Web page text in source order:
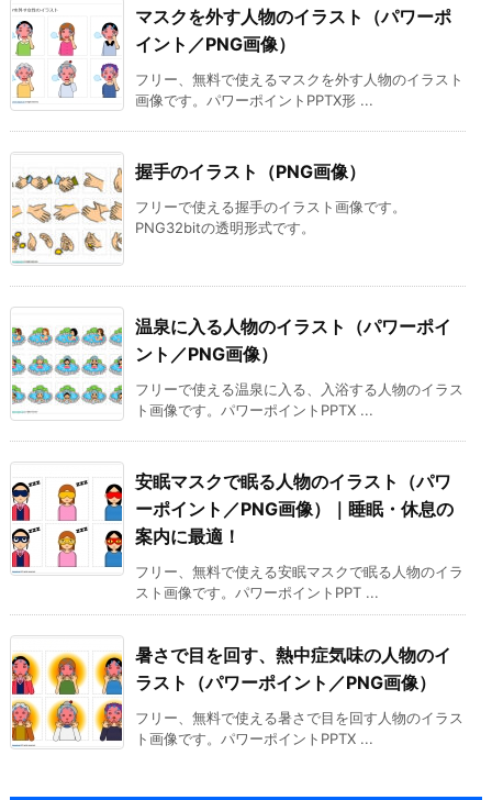
マスクを外す人物のイラスト（パワーポ
イント／PNG画像）
フリー、無料で使えるマスクを外す人物のイラスト
画像です。パワーポイントPPTX形 ...
握手のイラスト（PNG画像）
フリーで使える握手のイラスト画像です。
PNG32bitの透明形式です。
温泉に入る人物のイラスト（パワーポイ
ント／PNG画像）
フリーで使える温泉に入る、入浴する人物のイラス
ト画像です。パワーポイントPPTX ...
安眠マスクで眠る人物のイラスト（パワ
ーポイント／PNG画像）｜睡眠・休息の
案内に最適！
フリー、無料で使える安眠マスクで眠る人物のイラ
スト画像です。パワーポイントPPT ...
暑さで目を回す、熱中症気味の人物のイ
ラスト（パワーポイント／PNG画像）
フリー、無料で使える暑さで目を回す人物のイラス
ト画像です。パワーポイントPPTX ...